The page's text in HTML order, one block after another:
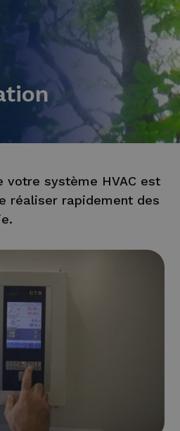
votre système HVAC est
réaliser rapidement des